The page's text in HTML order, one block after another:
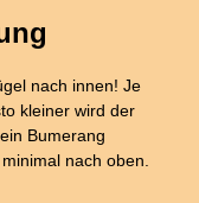
nach innen! Je
kleiner wird der
Bumerang
nach oben.